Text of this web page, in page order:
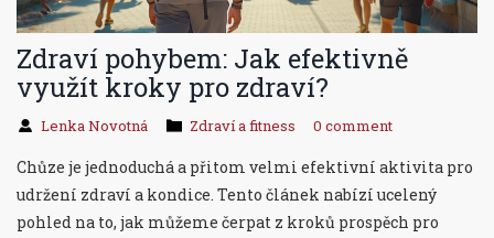
Zdraví pohybem: Jak efektivně
využít kroky pro zdraví?
Lenka Novotná Zdraví a fitness 0 comment
Chůze je jednoduchá a přitom velmi efektivní aktivita pro
udržení zdraví a kondice. Tento článek nabízí ucelený
pohled na to, jak můžeme čerpat z kroků prospěch pro